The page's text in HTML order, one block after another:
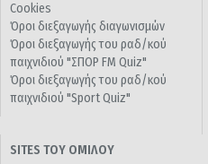
Cookies
Όροι διεξαγωγής διαγωνισμών
Όροι διεξαγωγής του ραδ/κού
παιχνιδιού "ΣΠΟΡ FM Quiz"
Όροι διεξαγωγής του ραδ/κού
παιχνιδιού "Sport Quiz"
SITES ΤΟΥ ΟΜΙΛΟΥ